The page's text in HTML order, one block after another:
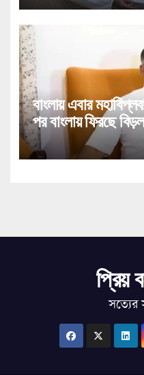
বাংলায় এবার
পর বাংলায় ফিরছে
প্রিয়
সত্যের